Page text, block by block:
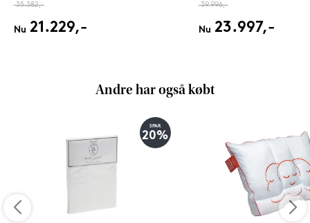
35.382,-
Nu 21.229,-
39.996,-
Nu 23.997,-
Andre har også købt
SPAR
20%